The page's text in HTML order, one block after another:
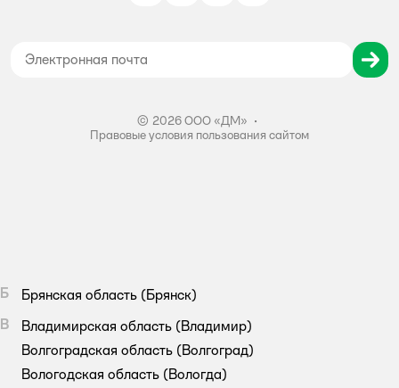
Правила бонусной программы
© 2026 ООО «ДМ» •
Правовые условия пользования сайтом
Б Брянская область (Брянск)
В
Владимирская область (Владимир)
Волгоградская область (Волгоград)
Вологодская область (Вологда)